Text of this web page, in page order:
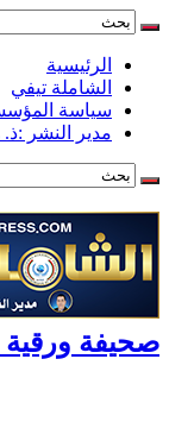
الرئيسية
الشاملة تيفي
سياسة
مدير النشر
صحيفة ورقية